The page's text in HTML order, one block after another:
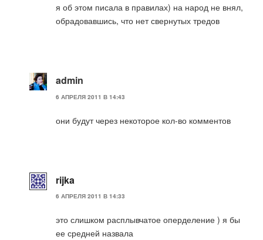
я об этом писала в правилах) на народ не внял,
обрадовавшись, что нет свернутых тредов
admin
6 АПРЕЛЯ 2011 В 14:43
они будут через некоторое кол-во комментов
rijka
6 АПРЕЛЯ 2011 В 14:33
это слишком расплывчатое оперделение ) я бы
ее средней назвала